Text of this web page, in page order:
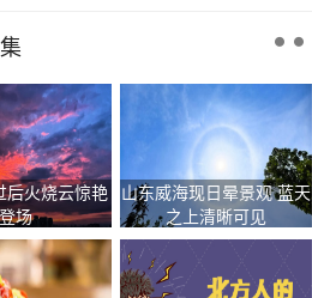
后火烧云惊艳
登场
山东威海现日晕景观 蓝天
之上清晰可见